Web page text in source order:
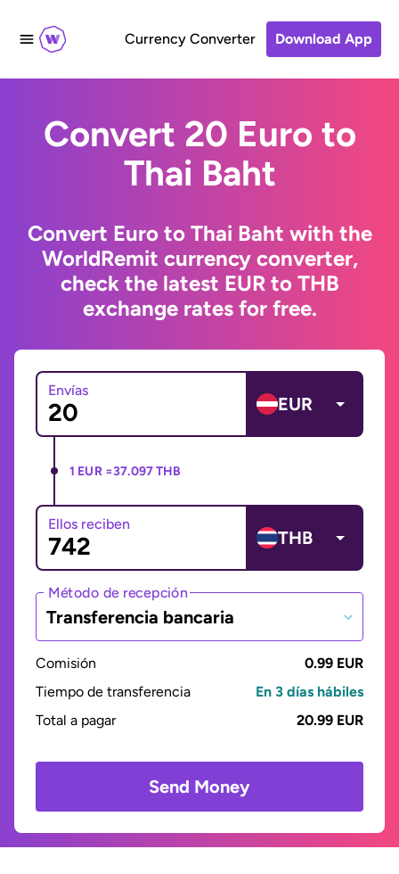
Currency Converter Download App
Convert 20 Euro to
Thai Baht
Convert Euro to Thai Baht with the
WorldRemit currency converter,
check the latest EUR to THB
exchange rates for free.
Envías
EUR
1 EUR =37.097 THB
Ellos reciben
THB
Método de recepción
Transferencia bancaria
Comisión
0.99 EUR
Tiempo de transferencia
En 3 días hábiles
Total a pagar
20.99 EUR
Send Money